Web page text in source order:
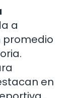
a
promedio
en